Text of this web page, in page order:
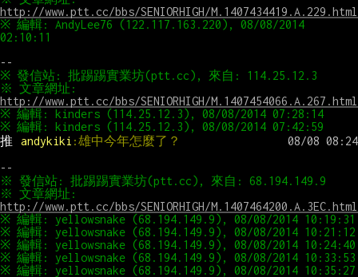
http://www.ptt.cc/bbs/SENIORHIGH/M.1407434419.A.229.html
※ 編輯: AndyLee76 (122.117.163.220), 08/08/2014
http://www.ptt.cc/bbs/SENIORHIGH/M.1407454066.A.267.html
推
andykiki :雄中今年怎麼了？
http://www.ptt.cc/bbs/SENIORHIGH/M.1407464200.A.3EC.html